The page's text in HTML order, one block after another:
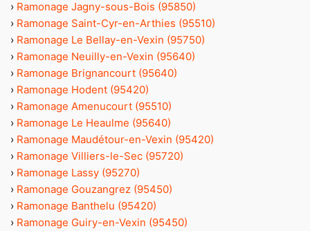
› Ramonage Jagny-sous-Bois (95850)
› Ramonage Saint-Cyr-en-Arthies (95510)
› Ramonage Le Bellay-en-Vexin (95750)
› Ramonage Neuilly-en-Vexin (95640)
› Ramonage Brignancourt (95640)
› Ramonage Hodent (95420)
› Ramonage Amenucourt (95510)
› Ramonage Le Heaulme (95640)
› Ramonage Maudétour-en-Vexin (95420)
› Ramonage Villiers-le-Sec (95720)
› Ramonage Lassy (95270)
› Ramonage Gouzangrez (95450)
› Ramonage Banthelu (95420)
› Ramonage Guiry-en-Vexin (95450)